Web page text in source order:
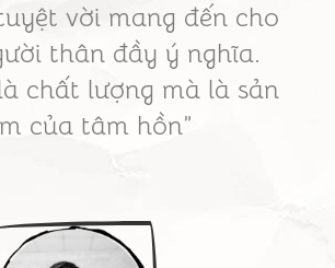
vời mang đến cho
thân đầy ý nghĩa.
chất lượng mà là sản
của tâm hồn”